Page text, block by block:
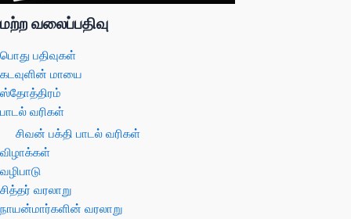
மற்ற வலைப்பதிவு
பொது பதிவுகள்
கடவுளின் மாயை
ஸ்தோத்திரம்
பாடல் வரிகள்
சிவன் பக்தி பாடல் வரிகள்
விழாக்கள்
வழிபாடு
சித்தர் வரலாறு
நாயன்மார்களின் வரலாறு